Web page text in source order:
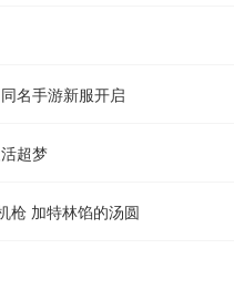
名手游新服开启
超梦
枪 加特林馅的汤圆